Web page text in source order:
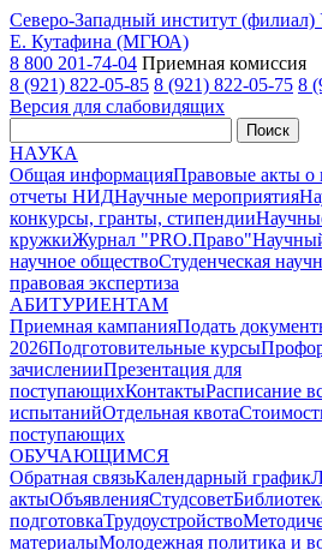
Северо-Западный институт
Е. Кутафина (МГЮА)
8 800 201-74-04 Приемная комиссия
8 (921) 822-05-85 8 (921) 822-05-75 8
Версия для слабовидящих
Поиск
НАУКА
Общая информацияПравовые акты о
отчеты НИДНаучные мероприятия
конкурсы, гранты, стипендии
кружкиЖурнал "PRO.Право"
научное обществоСтуденческая
правовая экспертиза
АБИТУРИЕНТАМ
Приемная кампанияПодать
2026Подготовительные курсы
зачисленииПрезентация для
поступающихКонтактыРасписание
испытанийОтдельная квота
поступающих
ОБУЧАЮЩИМСЯ
Обратная связьКалендарный график
актыОбъявленияСтудсовет
подготовкаТрудоустройство
материалыМолодежная политика и